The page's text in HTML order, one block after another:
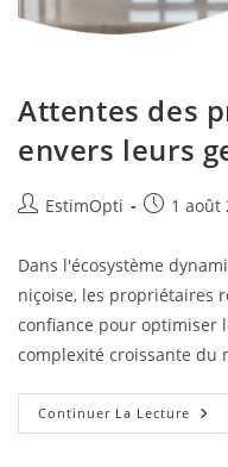
Attentes des
envers leurs
EstimOpti 1 août
Dans l'écosystème
niçoise, les propriétaires
confiance pour optimiser
complexité croissante du
Continuer La Lecture